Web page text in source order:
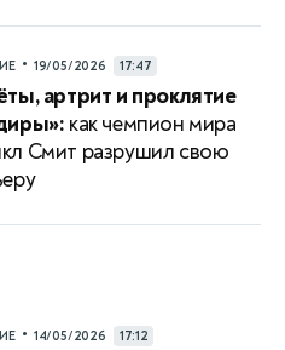
• 19/05/2026 17:47
артрит и проклятие
как чемпион мира
Смит разрушил свою
• 14/05/2026 17:12